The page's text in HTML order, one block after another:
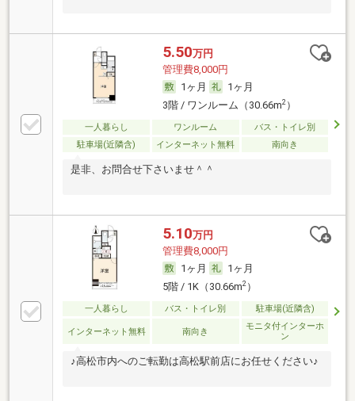
5.50万円
管理費8,000円
1ヶ月
1ヶ月
3階 / ワンルーム（30.66m2）
一人暮らし ワンルーム
バス・トイレ別
駐車場(近隣含)
インターネット無料 南向き
是非、お問合せ下さいませ＾＾
5.10万円
管理費8,000円
1ヶ月
1ヶ月
5階 / 1K（30.66m2）
一人暮らし バス・トイレ別 駐車場(近隣含)
インターネット無料 南向き
モニタ付インターホ
ン
♪高松市内へのご転勤は高松駅前店にお任せください♪